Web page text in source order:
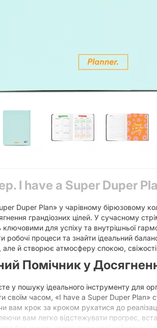
I have a Super Duper
Duper Plan» у чарівному бірюзовому
грандіозних цілей. У сучасному
ключовими для успіху та внутрішньої
робочі процеси та знайти ідеальний
й створює атмосферу спокою,
Помічник у
у пошуку ідеального інструменту для
своїм часом, «I have a Super Duper
вам крок за кроком рухатися до
вам легко відстежувати прогрес,